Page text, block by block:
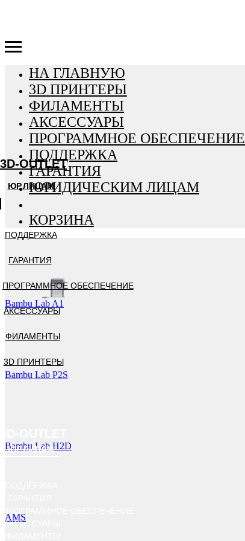
3D-OUTLET
ЮР.ЛИЦАМ
ПОДДЕРЖКА
ГАРАНТИЯ
ПРОГРАММНОЕ ОБЕСПЕЧЕНИЕ
АКСЕССУАРЫ
ФИЛАМЕНТЫ
3D ПРИНТЕРЫ
ЮР.ЛИЦАМ
АКСЕССУАРЫ
НА ГЛАВНУЮ
3D ПРИНТЕРЫ
ФИЛАМЕНТЫ
АКСЕССУАРЫ
ПРОГРАММНОЕ ОБЕСПЕЧЕНИЕ
ПОДДЕРЖКА
ГАРАНТИЯ
ЮРИДИЧЕСКИМ ЛИЦАМ
КОРЗИНА
Bambu Lab A1
Bambu Lab P2S
Bambu Lab H2D
AMS